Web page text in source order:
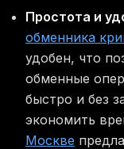
Простота и
обменника
удобен, что
обменные
быстро и без
экономить
Москве